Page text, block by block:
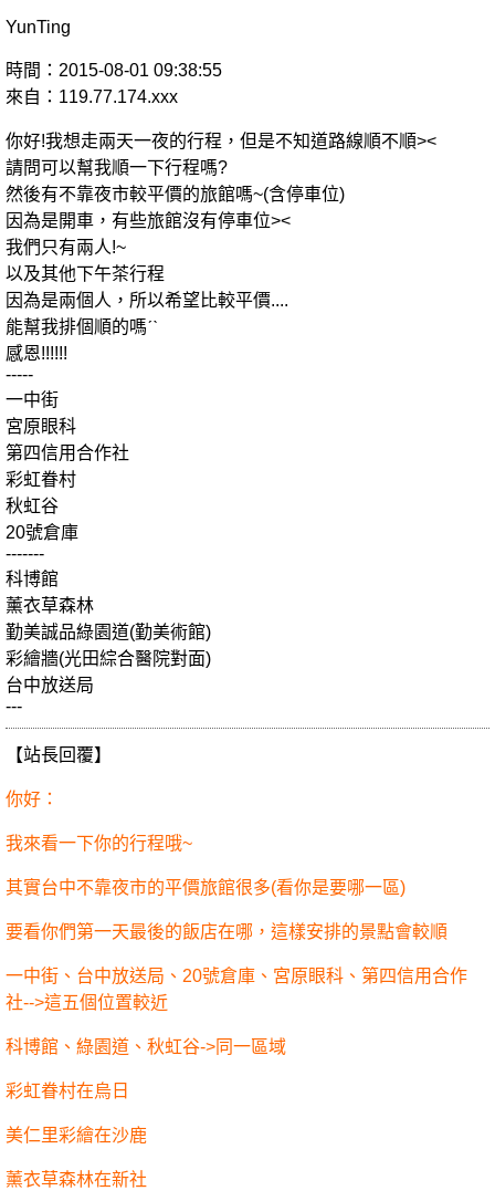
YunTing
時間：2015-08-01 09:38:55
來自：119.77.174.xxx
你好!我想走兩天一夜的行程，但是不知道路線順不順><
請問可以幫我順一下行程嗎?
然後有不靠夜市較平價的旅館嗎~(含停車位)
因為是開車，有些旅館沒有停車位><
我們只有兩人!~
以及其他下午茶行程
因為是兩個人，所以希望比較平價....
能幫我排個順的嗎ˊˋ
感恩!!!!!!
-----
一中街
宮原眼科
第四信用合作社
彩虹眷村
秋虹谷
20號倉庫
-------
科博館
薰衣草森林
勤美誠品綠園道(勤美術館)
彩繪牆(光田綜合醫院對面)
台中放送局
---
【站長回覆】
你好：
我來看一下你的行程哦~
其實台中不靠夜市的平價旅館很多(看你是要哪一區)
要看你們第一天最後的飯店在哪，這樣安排的景點會較順
一中街、台中放送局、20號倉庫、宮原眼科、第四信用合作
社-->這五個位置較近
科博館、綠園道、秋虹谷->同一區域
彩虹眷村在烏日
美仁里彩繪在沙鹿
薰衣草森林在新社